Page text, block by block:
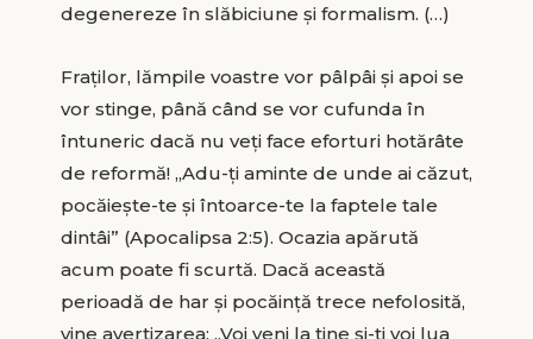
degenereze în slăbiciune și formalism. (…)
Fraților, lămpile voastre vor pâlpâi și apoi se
vor stinge, până când se vor cufunda în
întuneric dacă nu veți face eforturi hotărâte
de reformă! „Adu-ți aminte de unde ai căzut,
pocăiește-te și întoarce-te la faptele tale
dintâi” (Apocalipsa 2:5). Ocazia apărută
acum poate fi scurtă. Dacă această
perioadă de har și pocăință trece nefolosită,
vine avertizarea: „Voi veni la tine și-ți voi lua